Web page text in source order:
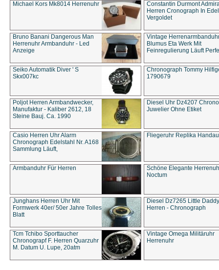
Michael Kors Mk8014 Herrenuhr
Constantin Durmont
Herren Cronograph In
Vergoldet
Bruno Banani Dangerous Man
Herrenuhr Armbanduhr - Led
Anzeige
Vintage
Blumus Eta Werk Mit
Feinregulierung Läuft
Seiko Automatik Diver ' S
Skx007kc
Chronograph Tommy
1790679
Poljot Herren Armbandwecker,
Manufaktur - Kaliber 2612, 18
Steine Bauj. Ca. 1990
Diesel Uhr Dz4207
Juwelier Ohne Etiket
Casio Herren Uhr Alarm
Chronograph Edelstahl Nr. A168
Sammlung Läuft,
Fliegeruhr Replika
Armbanduhr Für Herren
Schöne Elegante
Noctum
Junghans Herren Uhr Mit
Formwerk 40er/ 50er Jahre Tolles
Blatt
Diesel Dz7265 Little Daddy
Herren - Chronograph
Tcm Tchibo Sporttaucher
Chronograpf F. Herren Quarzuhr
M. Datum U. Lupe, 20atm
Vintage Omega Militäruhr
Herrenuhr